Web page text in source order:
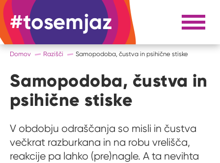
#tosemjaz #to sem jaz Razpri
Domov Razišči Samopodoba, čustva in psihične stiske
Samopodoba, čustva in
psihične stiske
V obdobju odraščanja so misli in čustva
večkrat razburkana in na robu vrelišča,
reakcije pa lahko (pre)nagle. A ta nevihta